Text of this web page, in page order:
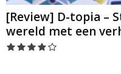
[Review] D-topia –
wereld met een